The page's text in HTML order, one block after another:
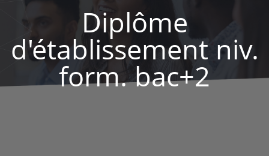
Diplôme
d'établissement niv.
form. bac+2